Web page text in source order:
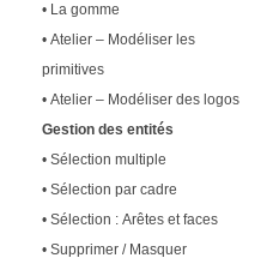
• La gomme
• Atelier – Modéliser les
primitives
• Atelier – Modéliser des logos
Gestion des entités
• Sélection multiple
• Sélection par cadre
• Sélection : Arêtes et faces
• Supprimer / Masquer